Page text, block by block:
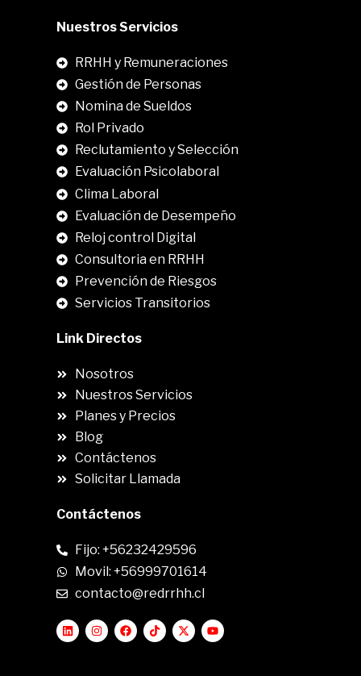
Nuestros Servicios
RRHH y Remuneraciones
Gestión de Personas
Nomina de Sueldos
Rol Privado
Reclutamiento y Selección
Evaluación Psicolaboral
Clima Laboral
Evaluación de Desempeño
Reloj control Digital
Consultoria en RRHH
Prevención de Riesgos
Servicios Transitorios
Link Directos
Nosotros
Nuestros Servicios
Planes y Precios
Blog
Contáctenos
Solicitar Llamada
Contáctenos
Fijo: +56232429596
Movil: +56999701614
contacto@redrrhh.cl